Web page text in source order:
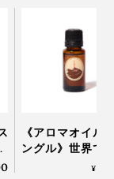
想わせるスモ
れる濃厚なバ
した香り。
漂う懐かしく
《アロマオイル
ングル》世界で
れるタイのアロ
¥